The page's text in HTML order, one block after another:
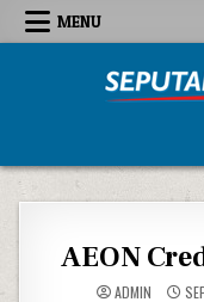
Skip to content
MENU
AEON
ADMIN